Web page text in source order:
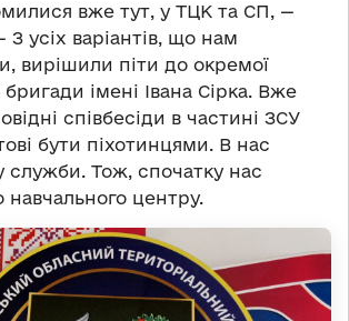
вже тут, у ТЦК та СП, —
З усіх варіантів, що нам
вирішили піти до окремої
бригади імені Івана Сірка. Вже
співбесіди в частині ЗСУ
бути піхотинцями. В нас
служби. Тож, спочатку нас
навчального центру.